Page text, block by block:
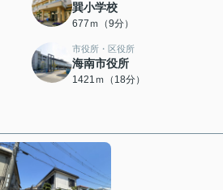
巽小学校
677ｍ（9分）
市役所・区役所
海南市役所
1421ｍ（18分）